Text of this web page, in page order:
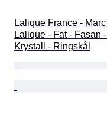
Lalique France - Marc
Lalique - Fat - Fasan -
Krystall - Ringskål